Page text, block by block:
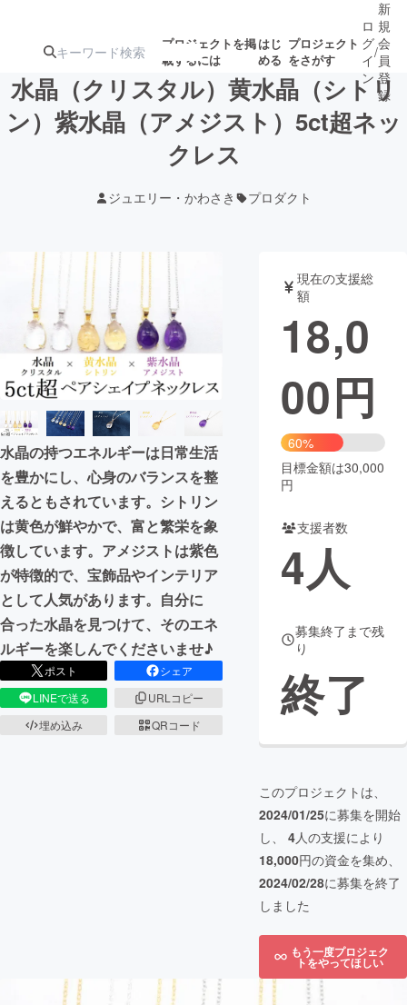
プロジェクトを掲
載するには
はじ
める
プロジェクト
をさがす
注目の新着プロ 募集終了が近いプ
テクノロジー・ガジェット
映像・映画 書籍・雑誌
ビジネス・起業 チャレンジ
まちづくり・地域活性化
CAMPFIRE for Social Good
CAMPFIRE Creation
CAMPFIREふるさと納税machi-ya コミュニティ
ロ
グ
イ
ン
/
新
規
会
員
登
録
水晶（クリスタル）黄水晶（シトリ
ン）紫水晶（アメジスト）5ct超ネッ
クレス
ジュエリー・かわさき プロダクト
水晶の持つエネルギーは日常生活
を豊かにし、心身のバランスを整
えるともされています。シトリン
は黄色が鮮やかで、富と繁栄を象
徴しています。アメジストは紫色
が特徴的で、宝飾品やインテリア
として人気があります。自分に
合った水晶を見つけて、そのエネ
ルギーを楽しんでくださいませ♪
ポスト
シェア
LINEで送る
URLコピー
埋め込み
QRコード
現在の支援総
額
18,0
00円
60%
目標金額は30,000
円
支援者数
4人
募集終了まで残
り
終了
このプロジェクトは、
2024/01/25に募集を開始
し、 4人の支援により
18,000円の資金を集め、
2024/02/28に募集を終了
しました
もう一度プロジェク
トをやってほしい